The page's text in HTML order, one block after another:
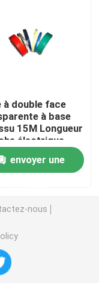
à double face
à base
15M Longueur
électrique
envoyer une
nous